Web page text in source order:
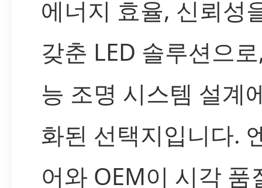
에너지 효율, 신뢰성
갖춘 LED 솔루션으
능 조명 시스템 설계
화된 선택지입니다.
어와 OEM이 시각 품